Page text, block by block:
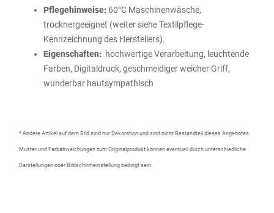
Pflegehinweise: 60°C Maschinenwäsche,
trocknergeeignet (weiter siehe Textilpflege-
Kennzeichnung des Herstellers).
Eigenschaften: hochwertige Verarbeitung, leuchtende
Farben, Digitaldruck, geschmeidiger weicher Griff,
wunderbar hautsympathisch
* Andere Artikel auf dem Bild sind nur Dekoration und sind nicht Bestandteil dieses Angebotes.
Muster und Farbabweichungen zum Originalprodukt können eventuell durch unterschiedliche
Darstellungen oder Bildschirmeinstellung bedingt sein.